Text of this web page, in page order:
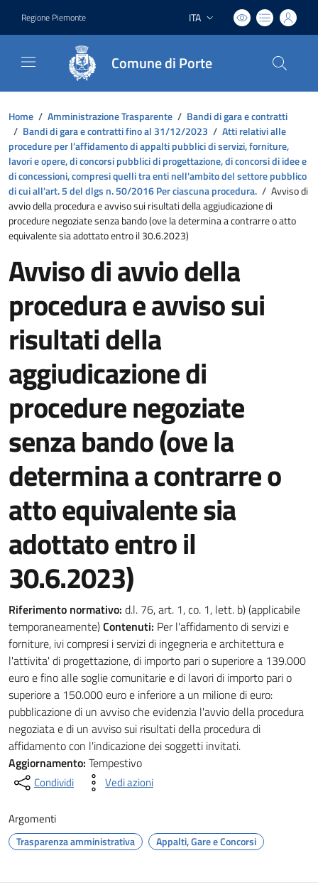
Regione Piemonte Lingua attiva:
ITA
Comune di Porte
Home / Amministrazione Trasparente / Bandi di gara e contratti
/ Bandi di gara e contratti fino al 31/12/2023 / Atti relativi alle
procedure per l’affidamento di appalti pubblici di servizi, forniture,
lavori e opere, di concorsi pubblici di progettazione, di concorsi di idee e
di concessioni, compresi quelli tra enti nell'ambito del settore pubblico
di cui all'art. 5 del dlgs n. 50/2016 Per ciascuna procedura. / Avviso di
avvio della procedura e avviso sui risultati della aggiudicazione di
procedure negoziate senza bando (ove la determina a contrarre o atto
equivalente sia adottato entro il 30.6.2023)
Avviso di avvio della
procedura e avviso sui
risultati della
aggiudicazione di
procedure negoziate
senza bando (ove la
determina a contrarre o
atto equivalente sia
adottato entro il
30.6.2023)
Riferimento normativo: d.l. 76, art. 1, co. 1, lett. b) (applicabile
temporaneamente)Contenuti: Per l'affidamento di servizi e
forniture, ivi compresi i servizi di ingegneria e architettura e
l'attivita' di progettazione, di importo pari o superiore a 139.000
euro e fino alle soglie comunitarie e di lavori di importo pari o
superiore a 150.000 euro e inferiore a un milione di euro:
pubblicazione di un avviso che evidenzia l'avvio della procedura
negoziata e di un avviso sui risultati della procedura di
affidamento con l'indicazione dei soggetti invitati.
Aggiornamento: Tempestivo
Condividi Vedi azioni
Argomenti
Trasparenza amministrativa Appalti, Gare e Concorsi